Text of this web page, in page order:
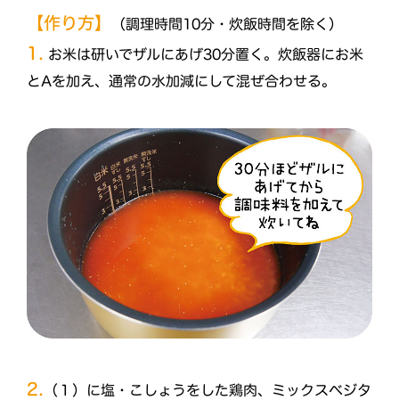
【作り方】 （調理時間10分・炊飯時間を除く）
1. お米は研いでザルにあげ30分置く。炊飯器にお米
とAを加え、通常の水加減にして混ぜ合わせる。
2. （１）に塩・こしょうをした鶏肉、ミックスベジタ